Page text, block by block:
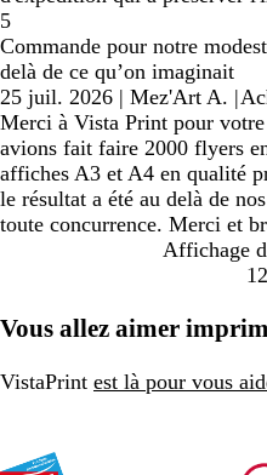
5
Commande pour notre
delà de ce qu’on imaginait
25 juil. 2026 | Mez'Art A. |
Merci à Vista Print pour
avions fait faire 2000 flyers
affiches A3 et A4 en qualité
le résultat a été au delà de
toute concurrence. Merci et
Affichage
la
1
12
Vous allez aimer
VistaPrint est là pour vous